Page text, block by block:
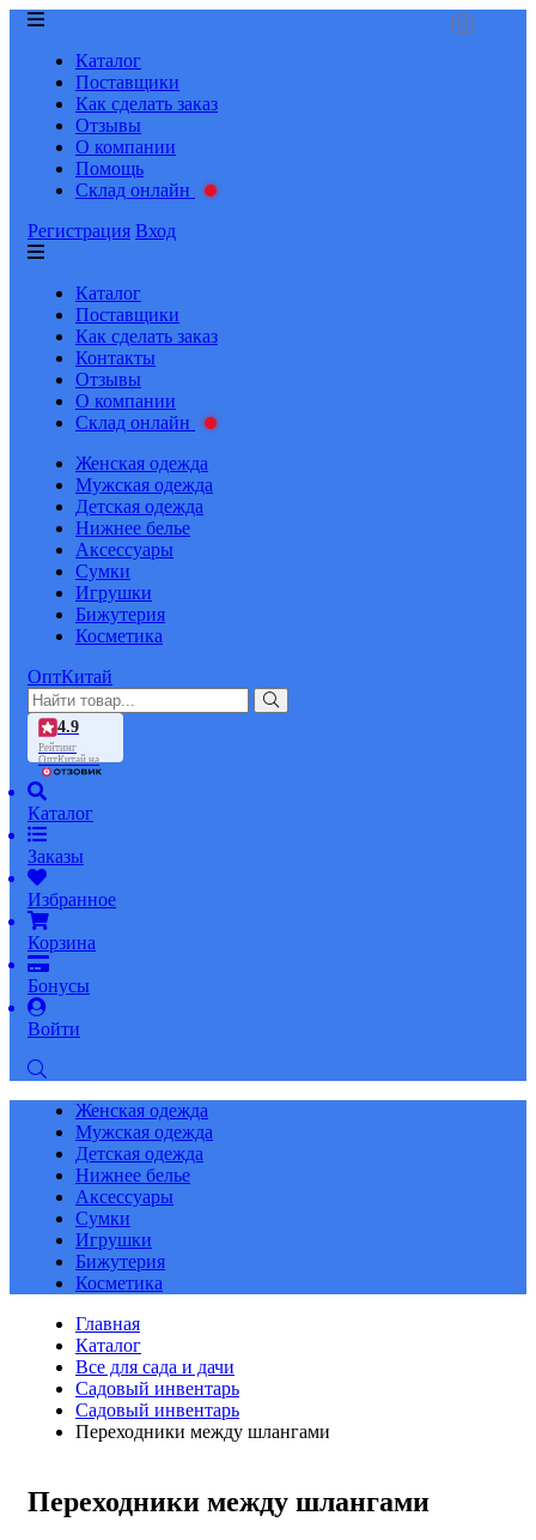
Каталог
Поставщики
Как сделать заказ
Отзывы
О компании
Помощь
Склад онлайн
Регистрация Вход
Каталог
Поставщики
Как сделать заказ
Контакты
Отзывы
О компании
Склад онлайн
Женская одежда
Мужская одежда
Детская одежда
Нижнее белье
Аксессуары
Сумки
Игрушки
Бижутерия
Косметика
ОптКитай
4.9
Рейтинг
ОптКитай на
Каталог
Заказы
Избранное
Корзина
Бонусы
Войти
Женская одежда
Мужская одежда
Детская одежда
Нижнее белье
Аксессуары
Сумки
Игрушки
Бижутерия
Косметика
Главная
Каталог
Все для сада и дачи
Садовый инвентарь
Садовый инвентарь
Переходники между шлангами
Переходники между шлангами